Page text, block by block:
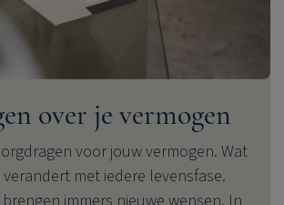
over je vermogen
voor jouw vermogen. Wat
met iedere levensfase.